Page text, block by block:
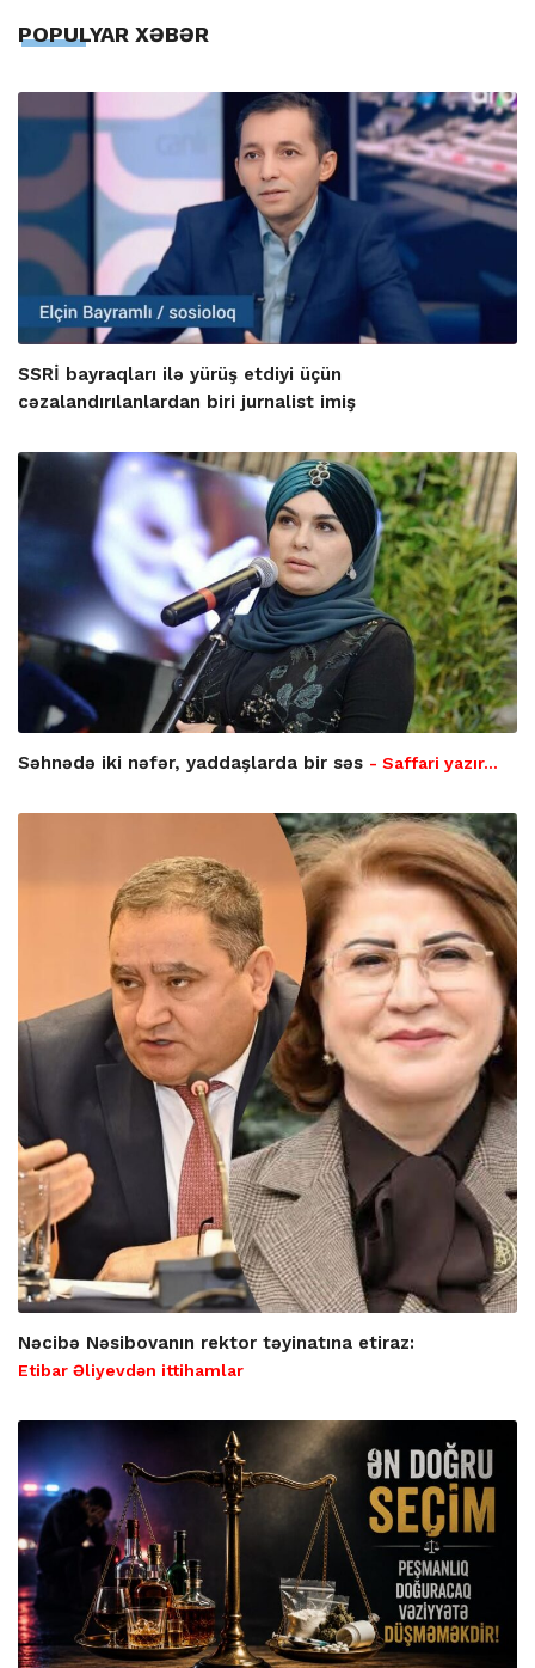
POPULYAR XƏBƏR
SSRİ bayraqları ilə yürüş etdiyi üçün
cəzalandırılanlardan biri jurnalist imiş
Səhnədə iki nəfər, yaddaşlarda bir səs - Saffari yazır…
Nəcibə Nəsibovanın rektor təyinatına etiraz:
Etibar Əliyevdən ittihamlar